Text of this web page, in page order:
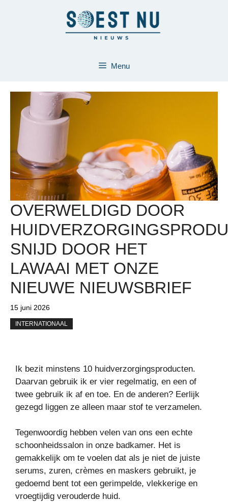
Menu
OVERWELDIGD DOOR
SNIJD DOOR HET
LAWAAI MET ONZE
NIEUWE NIEUWSBRIEF
15 juni 2026
INTERNATIONAAL
Ik bezit minstens 10 huidverzorgingsproducten.
Daarvan gebruik ik er vier regelmatig, en een of
twee gebruik ik af en toe. En de anderen? Eerlijk
gezegd liggen ze alleen maar stof te verzamelen.
Tegenwoordig hebben velen van ons een echte
schoonheidssalon in onze badkamer. Het is
gemakkelijk om te voelen dat als je niet de juiste
serums, zuren, crèmes en maskers gebruikt, je
gedoemd bent tot een gerimpelde, vlekkerige en
vroegtijdig verouderde huid.